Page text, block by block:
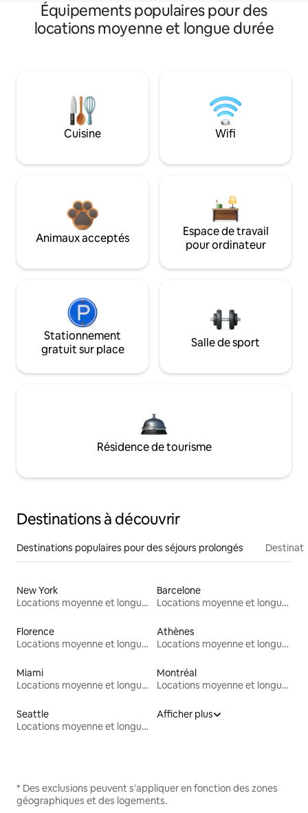
Équipements populaires pour des
locations moyenne et longue durée
Cuisine Wifi
Animaux acceptés
Espace de travail
pour ordinateur
Stationnement
gratuit sur place
Salle de sport
Résidence de tourisme
Destinations à découvrir
Destinations populaires pour des séjours prolongés
New York
Locations moyenne et longue durée
Barcelone
Locations moyenne et longue durée
Florence
Locations moyenne et longue durée
Athènes
Locations moyenne et longue durée
Miami
Locations moyenne et longue durée
Montréal
Locations moyenne et longue durée
Seattle
Locations moyenne et longue durée
Afficher plus
* Des exclusions peuvent s'appliquer en fonction des zones
géographiques et des logements.